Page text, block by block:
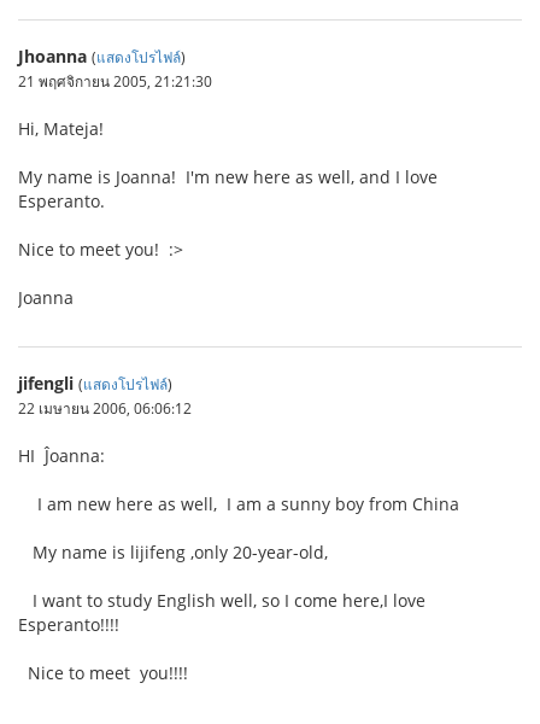
Jhoanna (แสดงโปรไฟล์)
21 พฤศจิกายน 2005, 21:21:30
Hi, Mateja!
My name is Joanna! I'm new here as well, and I love
Esperanto.
Nice to meet you! :>
Joanna
jifengli (แสดงโปรไฟล์)
22 เมษายน 2006, 06:06:12
HI Ĵoanna:
I am new here as well, I am a sunny boy from China
My name is lijifeng ,only 20-year-old,
I want to study English well, so I come here,I love
Esperanto!!!!
Nice to meet you!!!!